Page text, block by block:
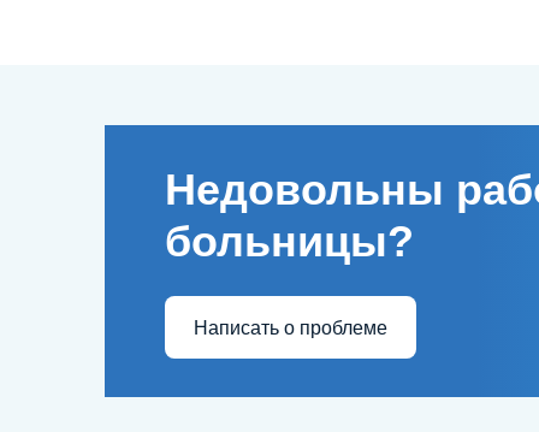
Недовольны
больницы?
Написать о проблеме